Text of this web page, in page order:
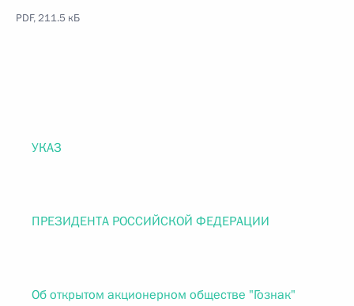
PDF, 211.5 кБ
УКАЗ
ПРЕЗИДЕНТА РОССИЙСКОЙ ФЕДЕРАЦИИ
Об открытом акционерном обществе "Гознак"